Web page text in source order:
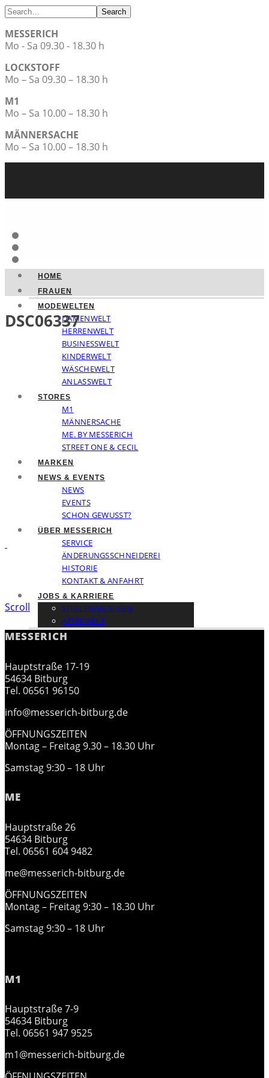
Search
MESSERICH
Mo - Sa 09.30 - 18.30 h
LOCKSTOFF
Mo – Sa 09.30 – 18.30 h
M1
Mo – Sa 10.00 – 18.30 h
MÄNNERSACHE
Mo – Sa 10.00 – 18.30 h
HOME
FRAUEN
MODEWELTEN
DAMENWELT
HERRENWELT
BUSINESSWELT
KINDERWELT
WÄSCHEWELT
ANLASSWELT
STORES
M1
MÄNNERSACHE
ME. BY MESSERICH
STREET ONE & CECIL
MARKEN
NEWS & EVENTS
NEWS
EVENTS
SCHON GEWUSST?
ÜBER MESSERICH
SERVICE
ÄNDERUNGSSCHNEIDEREI
HISTORIE
KONTAKT & ANFAHRT
JOBS & KARRIERE
STELLENANZEIGEN
AZUBIWELT
DSC06337
Scroll
MESSERICH
Hauptstraße 17-19
54634 Bitburg
Tel. 06561 96150
info@messerich-bitburg.de
ÖFFNUNGSZEITEN
Montag – Freitag 9.30 – 18.30 Uhr
Samstag 9:30 – 18 Uhr
ME
Hauptstraße 26
54634 Bitburg
Tel. 06561 604 9482
me@messerich-bitburg.de
ÖFFNUNGSZEITEN
Montag – Freitag 9:30 – 18.30 Uhr
Samstag 9:30 – 18 Uhr
M1
Hauptstraße 7-9
54634 Bitburg
Tel. 06561 947 9525
m1@messerich-bitburg.de